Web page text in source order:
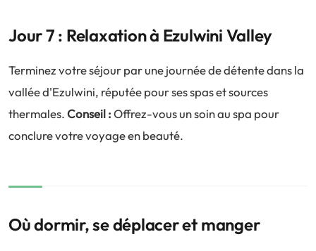
Jour 7 : Relaxation à Ezulwini Valley
Terminez votre séjour par une journée de détente dans la
vallée d'Ezulwini, réputée pour ses spas et sources
thermales.Conseil :Offrez-vous un soin au spa pour
conclure votre voyage en beauté.
Où dormir, se déplacer et manger